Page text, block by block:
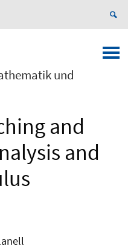
und
and
and